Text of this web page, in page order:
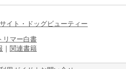
イト・ドッグビューティー
リマー白書
関連書籍